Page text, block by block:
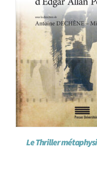
Le Thriller